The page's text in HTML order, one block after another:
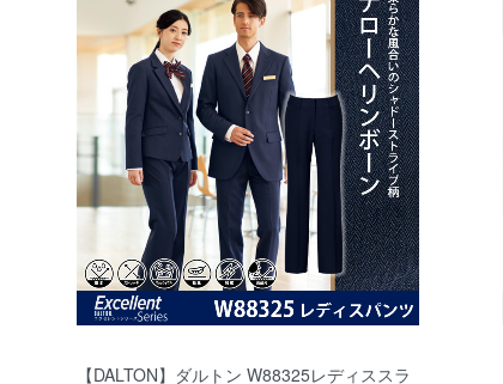
【DALTON】ダルトン W88325レディススラ